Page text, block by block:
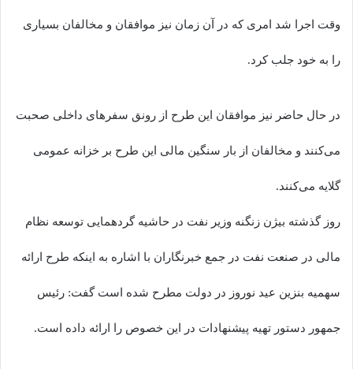
وقت اجرا شد امری که در آن زمان نیز موافقان و مخالفان بسیاری
را به خود جلب کرد.
در حال حاضر نیز موافقان این طرح از رونق سفر‌های داخلی صحبت
می‌کنند و مخالفان از بار سنگین مالی این طرح بر خزانه عمومی
گلایه می‌کنند.
روز گذشته بیژن زنگنه وزیر نفت در حاشیه گردهمایی توسعه نظام
مالی در صنعت نفت در جمع خبرنگاران با اشاره به اینکه طرح ارائه
سهمیه بنزین عید نوروز در دولت مطرح شده است گفت: رئیس
جمهور دستور تهیه پیشنهادات در این خصوص را ارائه داده است.